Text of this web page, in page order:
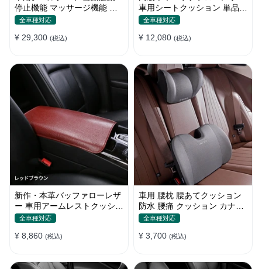
停止機能 マッサージ機能 通
気性 滑り止め 猛暑対策 取付
全車種対応
¥ 29,300 (税込)
車用シートクッション 単品・
3点セット
全車種対応
¥ 12,080 (税込)
新作・本革バッファローレザ
ー 車用アームレストクッショ
ン セダン・SUV対応 高級牛
全車種対応
¥ 8,860 (税込)
車用 腰枕 腰あてクッション
防水 腰痛 クッション カナロ
ア ドライブ 腰当て 腰痛対策
ト
全車種対応
¥ 3,700 (税込)